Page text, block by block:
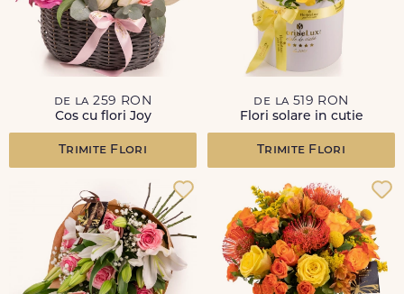
de la 259 RON
Cos cu flori Joy
Trimite Flori
de la 519 RON
Flori solare in cutie
Trimite Flori